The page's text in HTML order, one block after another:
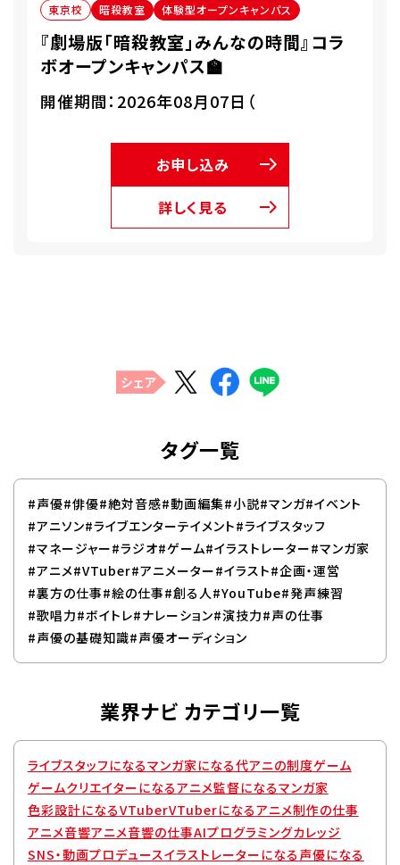
東京校 暗殺教室 体験型オープンキャンパス
『劇場版「暗殺教室」みんなの時間』コラ
ボオープンキャンパス🏫
開催期間：2026年08月07日（
詳しく見る
お申し込み
シェア
タグ一覧
#声優#俳優#絶対音感#動画編集#小説#マンガ#イベント
#アニソン#ライブエンターテイメント#ライブスタッフ
#マネージャー#ラジオ#ゲーム#イラストレーター#マンガ家
#アニメ#VTuber#アニメーター#イラスト#企画・運営
#裏方の仕事#絵の仕事#創る人#YouTube#発声練習
#歌唱力#ボイトレ#ナレーション#演技力#声の仕事
#声優の基礎知識#声優オーディション
業界ナビ カテゴリ一覧
ライブスタッフになるマンガ家になる代アニの制度ゲーム
ゲームクリエイターになるアニメ監督になるマンガ家
色彩設計になるVTuberVTuberになるアニメ制作の仕事
アニメ音響アニメ音響の仕事AIプログラミングカレッジ
SNS・動画プロデュースイラストレーターになる 声優になる